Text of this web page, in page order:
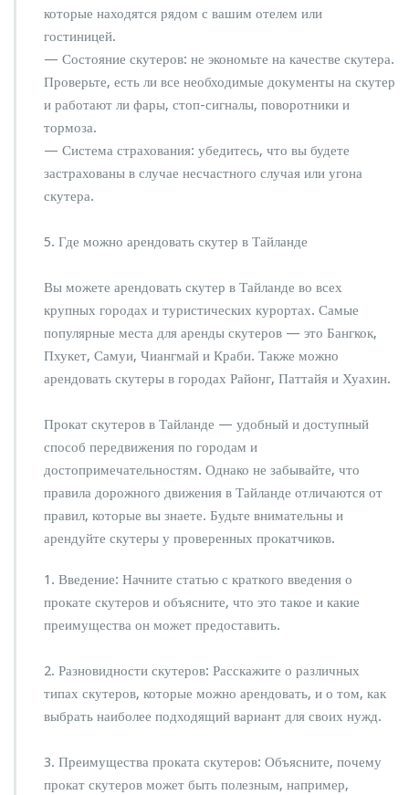
которые находятся рядом с вашим отелем или
гостиницей.
— Состояние скутеров: не экономьте на качестве скутера.
Проверьте, есть ли все необходимые документы на скутер
и работают ли фары, стоп-сигналы, поворотники и
тормоза.
— Система страхования: убедитесь, что вы будете
застрахованы в случае несчастного случая или угона
скутера.
5. Где можно арендовать скутер в Тайланде
Вы можете арендовать скутер в Тайланде во всех
крупных городах и туристических курортах. Самые
популярные места для аренды скутеров — это Бангкок,
Пхукет, Самуи, Чиангмай и Краби. Также можно
арендовать скутеры в городах Районг, Паттайя и Хуахин.
Прокат скутеров в Тайланде — удобный и доступный
способ передвижения по городам и
достопримечательностям. Однако не забывайте, что
правила дорожного движения в Тайланде отличаются от
правил, которые вы знаете. Будьте внимательны и
арендуйте скутеры у проверенных прокатчиков.
1. Введение: Начните статью с краткого введения о
прокате скутеров и объясните, что это такое и какие
преимущества он может предоставить.
2. Разновидности скутеров: Расскажите о различных
типах скутеров, которые можно арендовать, и о том, как
выбрать наиболее подходящий вариант для своих нужд.
3. Преимущества проката скутеров: Объясните, почему
прокат скутеров может быть полезным, например,